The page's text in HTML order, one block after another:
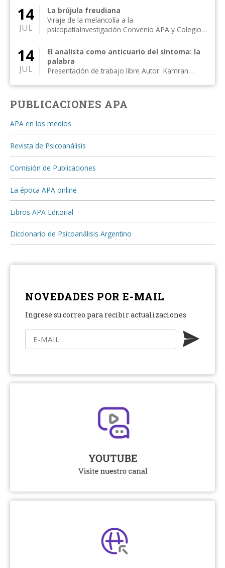
14
JUL
La brújula freudiana
Viraje de la melancolía a la
psicopatíaInvestigación Convenio APA y Colegio
14
JUL
El analista como anticuario del síntoma: la
palabra
Presentación de trabajo libre Autor: Kamran
Kijak...
PUBLICACIONES APA
APA en los medios
Revista de Psicoanálisis
Comisión de Publicaciones
La época APA online
Libros APA Editorial
Diccionario de Psicoanálisis Argentino
NOVEDADES POR E-MAIL
Ingrese su correo para recibir actualizaciones